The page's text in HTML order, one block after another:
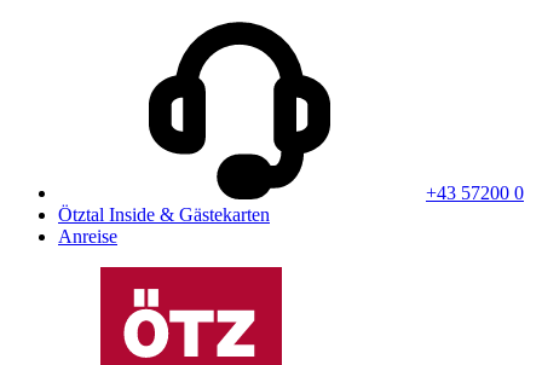
+43 57200 0
Ötztal Inside & Gästekarten
Anreise